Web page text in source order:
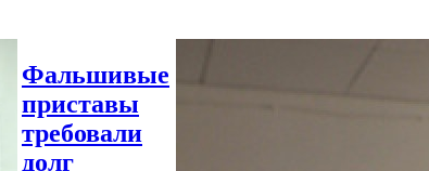
Фальшивые
приставы
требовали
долг